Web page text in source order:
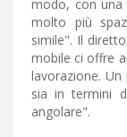
modo, con una
molto più
simile". Il
mobile ci offre
lavorazione.
sia in termini
angolare".